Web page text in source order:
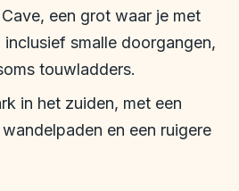
een grot waar je met
inclusief smalle doorgangen,
touwladders.
in het zuiden, met een
en een ruigere